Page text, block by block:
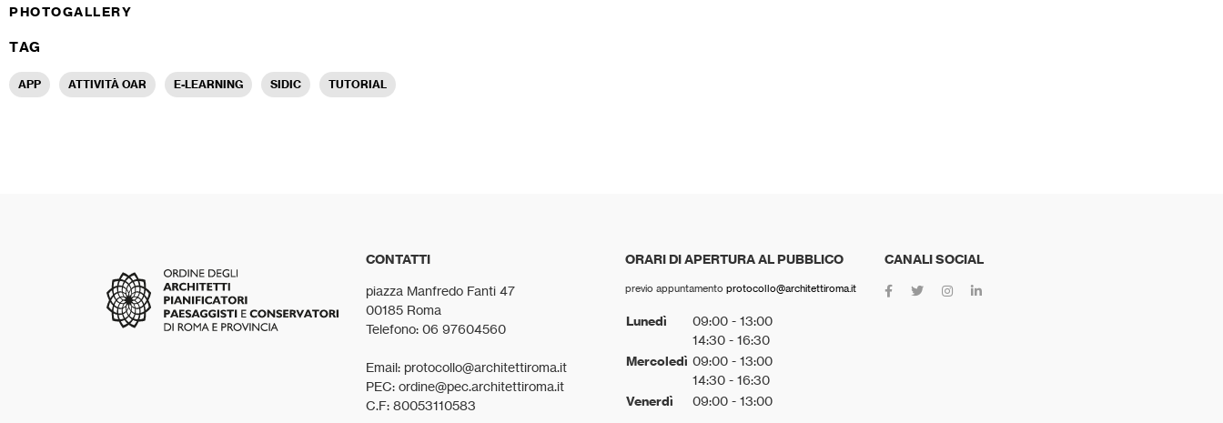
PHOTOGALLERY
TAG
APP ATTIVITÀ OAR E-LEARNING SIDIC TUTORIAL
CONTATTI
piazza Manfredo Fanti 47
00185 Roma
Telefono: 06 97604560
Email: protocollo@architettiroma.it
PEC: ordine@pec.architettiroma.it
C.F: 80053110583
ORARI DI APERTURA AL PUBBLICO
previo appuntamento protocollo@architettiroma.it
Lunedì
09:00 - 13:00
14:30 - 16:30
Mercoledì 09:00 - 13:00
14:30 - 16:30
Venerdì 09:00 - 13:00
CANALI SOCIAL